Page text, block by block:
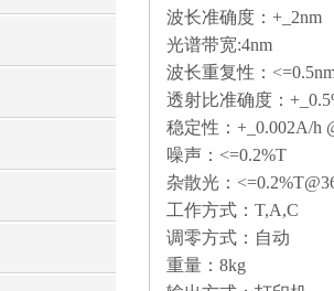
波长准确度：+_2nm
光谱带宽:4nm
波长重复性：
透射比准确度：
稳定性：+_0.002A/h
噪声：<=0.2%T
杂散光：
工作方式：T,A,C
调零方式：自动
重量：8kg